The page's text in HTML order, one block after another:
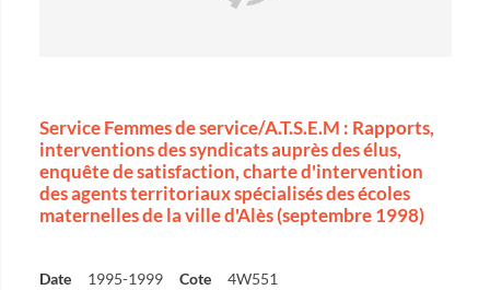
Service Femmes de service/A.T.S.E.M : Rapports,
interventions des syndicats auprès des élus,
enquête de satisfaction, charte d'intervention
des agents territoriaux spécialisés des écoles
maternelles de la ville d'Alès (septembre 1998)
Date 1995-1999 Cote 4W551